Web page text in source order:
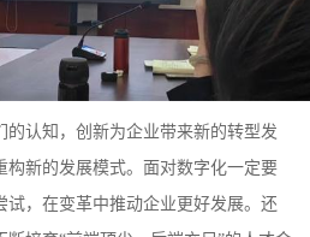
的认知，创新为企业带来新的转型发
构新的发展模式。面对数字化一定要
试，在变革中推动企业更好发展。还